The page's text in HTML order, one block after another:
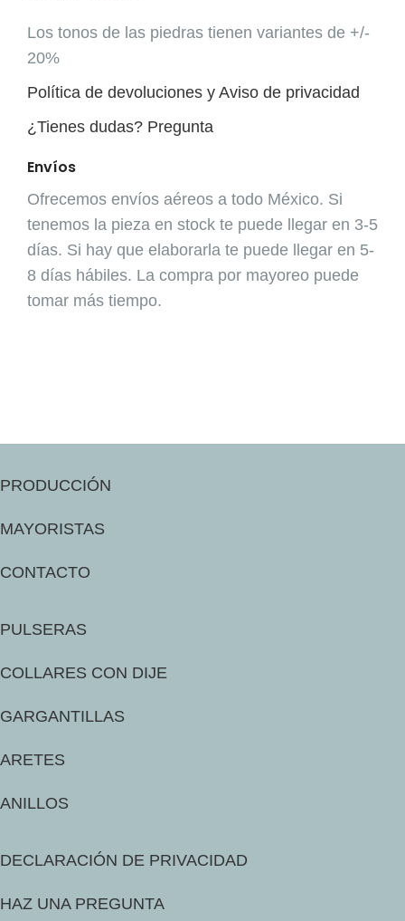
Los tonos de las piedras tienen variantes de +/-
20%
Política de devoluciones y Aviso de privacidad
¿Tienes dudas? Pregunta
Envíos
Ofrecemos envíos aéreos a todo México. Si
tenemos la pieza en stock te puede llegar en 3-5
días. Si hay que elaborarla te puede llegar en 5-
8 días hábiles. La compra por mayoreo puede
tomar más tiempo.
PRODUCCIÓN
MAYORISTAS
CONTACTO
PULSERAS
COLLARES CON DIJE
GARGANTILLAS
ARETES
ANILLOS
DECLARACIÓN DE PRIVACIDAD
HAZ UNA PREGUNTA